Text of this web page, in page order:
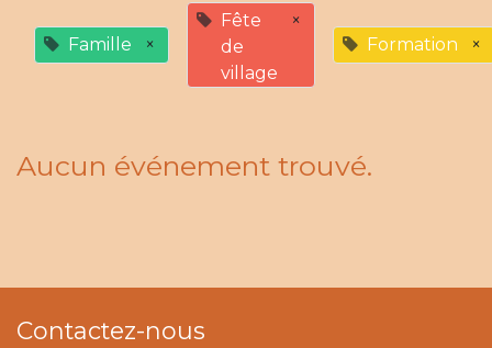
Famille ×
Fête
de
village
×
Formation
×
Aucun événement trouvé.
Contactez-nous